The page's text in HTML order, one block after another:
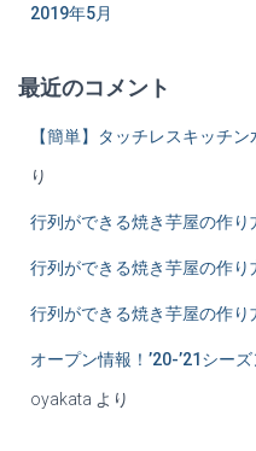
2019年5月
最近のコメント
【簡単】タッチレスキッチ
り
行列ができる焼き芋屋の作
行列ができる焼き芋屋の作
行列ができる焼き芋屋の作
オープン情報！’20-’21シー
oyakata より